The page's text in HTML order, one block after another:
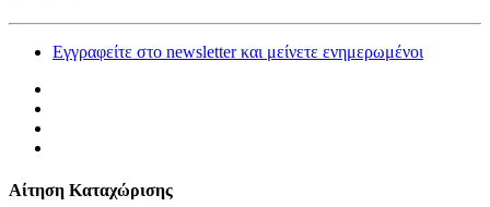
Εγγραφείτε στο newsletter και μείνετε ενημερωμένοι
Αίτηση Καταχώρισης